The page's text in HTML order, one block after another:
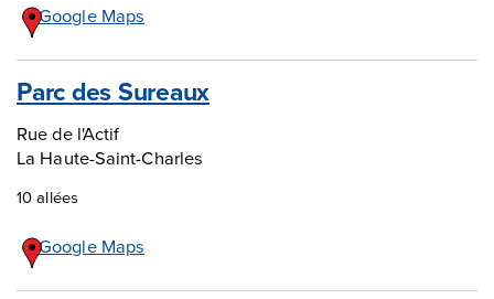
Google Maps
Parc des Sureaux
Rue de l'Actif
La Haute-Saint-Charles
10 allées
Google Maps